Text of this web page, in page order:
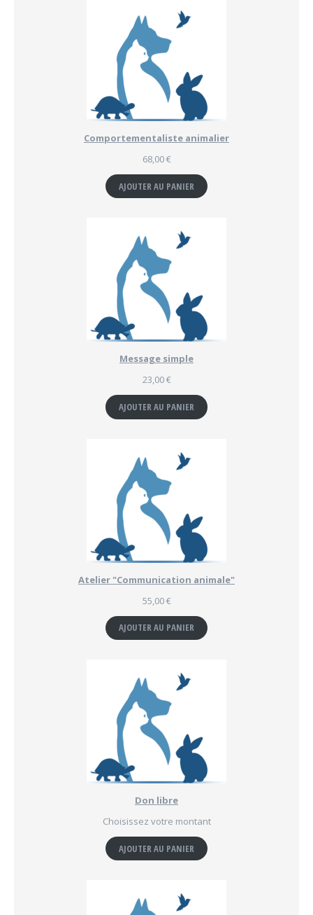
Comportementaliste animalier
68,00€
AJOUTER AU PANIER
Message simple
23,00€
AJOUTER AU PANIER
Atelier "Communication animale"
55,00€
AJOUTER AU PANIER
Don libre
Choisissez votre montant
AJOUTER AU PANIER